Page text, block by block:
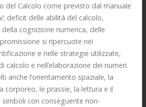
del Calcolo come previsto dal manuale
deficit delle abilità del calcolo,
della cognizione numerica, delle
si ripercuote nei
e nelle strategie utilizzate,
calcolo e nell’elaborazione dei numeri.
anche l’orientamento spaziale, la
corporeo, le prassie, la lettura e il
con conseguente non-